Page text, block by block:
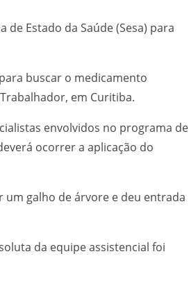
Estado da Saúde (Sesa) para
buscar o medicamento
em Curitiba.
envolvidos no programa de
ocorrer a aplicação do
um galho de árvore e deu entrada
da equipe assistencial foi